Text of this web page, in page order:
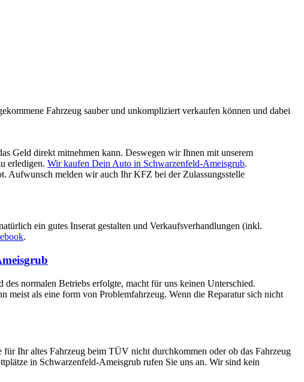
Fahrzeug sauber und unkompliziert verkaufen können und dabei
Geld direkt mitnehmen kann. Deswegen wir Ihnen mit unserem
erledigen. Wir kaufen Dein Auto in Schwarzenfeld-Ameisgrub.
Aufwunsch melden wir auch Ihr KFZ bei der Zulassungsstelle
ein gutes Inserat gestalten und Verkaufsverhandlungen (inkl.
.
normalen Betriebs erfolgte, macht für uns keinen Unterschied.
meist als eine form von Problemfahrzeug. Wenn die Reparatur sich nicht
Ihr altes Fahrzeug beim TÜV nicht durchkommen oder ob das Fahrzeug
in Schwarzenfeld-Ameisgrub rufen Sie uns an. Wir sind kein